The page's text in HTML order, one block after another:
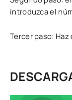
introduzca el
Tercer paso: